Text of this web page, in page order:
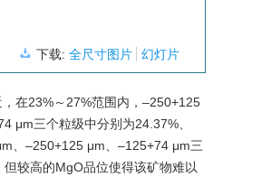
下载: 全尺寸图片 幻灯片
在23%～27%范围内，–250+125
μm三个粒级中分别为24.37%、
、–250+125 μm、–125+74 μm三
但较高的MgO品位使得该矿物难以